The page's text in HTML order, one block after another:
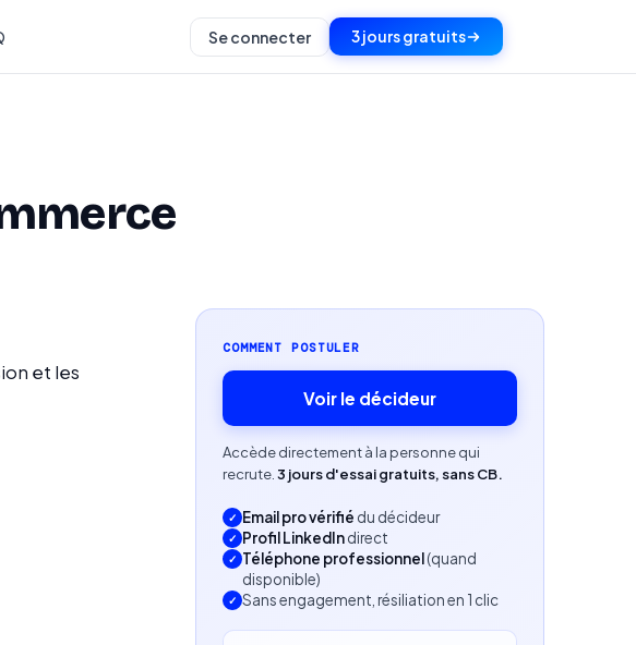
Se connecter 3 jours gratuits
et les
COMMENT POSTULER
Voir le décideur
Accède directement à la personne qui
recrute. 3 jours d'essai gratuits, sans CB.
Email pro vérifié du décideur
Profil LinkedIndirect
Téléphone professionnel(quand
disponible)
Sans engagement, résiliation en 1 clic